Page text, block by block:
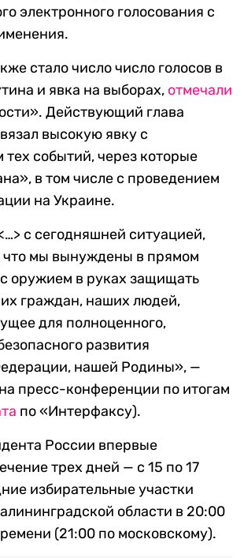
электронного голосования с
стало число число голосов в
и явка на выборах, отмечали
Действующий глава
высокую явку с
событий, через которые
в том числе с проведением
на Украине.
с сегодняшней ситуацией,
что мы вынуждены в прямом
оружием в руках защищать
граждан, наших людей,
для полноценного,
развития
нашей Родины», —
пресс-конференции по итогам
по «Интерфаксу).
России впервые
трех дней — с 15 по 17
избирательные участки
области в 20:00
(21:00 по московскому).